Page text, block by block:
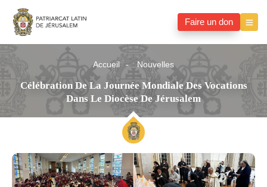
Faire un don
Accueil Nouvelles
Célébration De La Journée Mondiale Des Vocations
Dans Le Diocèse De Jérusalem